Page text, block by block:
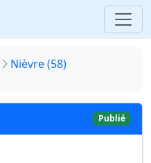
Nièvre (58)
Publié